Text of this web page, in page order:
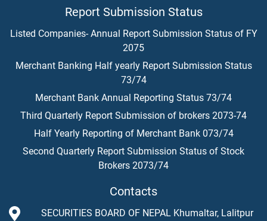
Report Submission Status
Listed Companies- Annual Report Submission Status of FY
2075
Merchant Banking Half yearly Report Submission Status
73/74
Merchant Bank Annual Reporting Status 73/74
Third Quarterly Report Submission of brokers 2073-74
Half Yearly Reporting of Merchant Bank 073/74
Second Quarterly Report Submission Status of Stock
Brokers 2073/74
Contacts
SECURITIES BOARD OF NEPAL Khumaltar, Lalitpur